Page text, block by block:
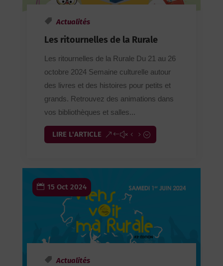
Actualités
Les ritournelles de la Rurale
Les ritournelles de la Rurale Du 21 au 26
octobre 2024 Semaine culturelle autour
des livres et des histoires pour petits et
grands. Retrouvez des animations dans
vos bibliothèques et salles...
LIRE L'ARTICLE
15 Oct 2024
Actualités